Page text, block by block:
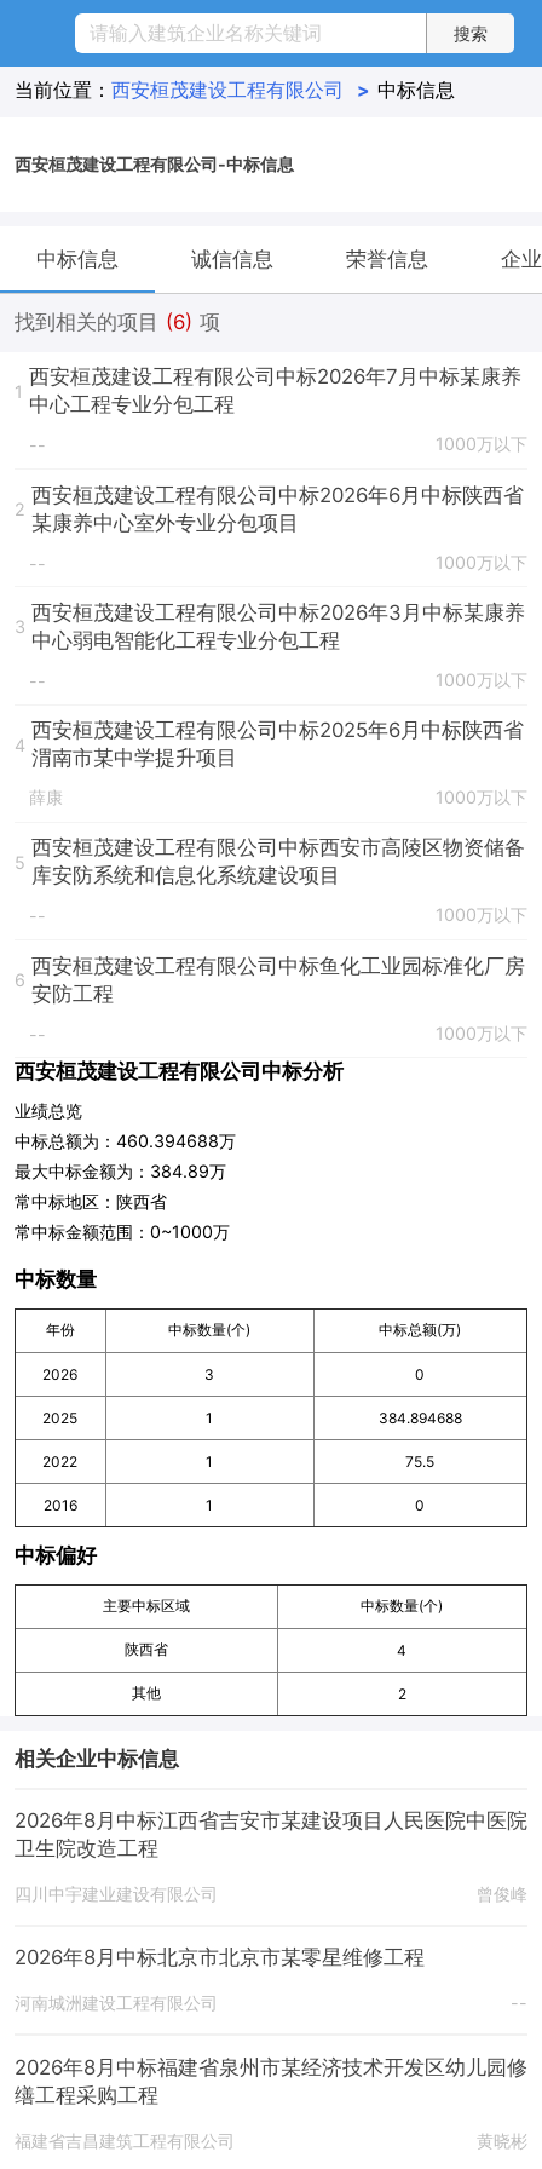
当前位置： 西安桓茂建设工程有限公司 > 中标信息
西安桓茂建设工程有限公司-中标信息
中标信息 诚信信息 荣誉信息 企
找到相关的项目 (6) 项
1
西安桓茂建设工程有限公司中标2026年7月中标某康养
中心工程专业分包工程
-- 1000万以下
2
西安桓茂建设工程有限公司中标2026年6月中标陕西省
某康养中心室外专业分包项目
-- 1000万以下
3
西安桓茂建设工程有限公司中标2026年3月中标某康养
中心弱电智能化工程专业分包工程
-- 1000万以下
4
西安桓茂建设工程有限公司中标2025年6月中标陕西省
渭南市某中学提升项目
薛康 1000万以下
5
西安桓茂建设工程有限公司中标西安市高陵区物资储备
库安防系统和信息化系统建设项目
-- 1000万以下
6
西安桓茂建设工程有限公司中标鱼化工业园标准化厂房
安防工程
-- 1000万以下
西安桓茂建设工程有限公司中标分析
业绩总览
中标总额为：460.394688万
最大中标金额为：384.89万
常中标地区：陕西省
常中标金额范围：0~1000万
中标数量
年份 中标数量(个) 中标总额(万)
2026 3 0
2025 1 384.894688
2022 1 75.5
2016 1 0
中标偏好
主要中标区域 中标数量(个)
陕西省 4
其他 2
相关企业中标信息
2026年8月中标江西省吉安市某建设项目人民医院中医院
卫生院改造工程
四川中宇建业建设有限公司 曾俊峰
2026年8月中标北京市北京市某零星维修工程
河南城洲建设工程有限公司 --
2026年8月中标福建省泉州市某经济技术开发区幼儿园修
缮工程采购工程
福建省吉昌建筑工程有限公司 黄晓彬